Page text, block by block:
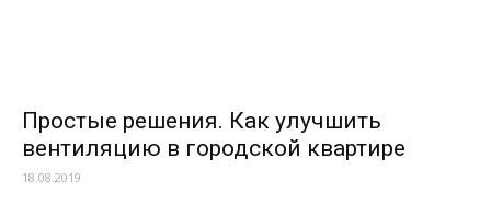
Простые решения. Как улучшить
вентиляцию в городской квартире
18.08.2019